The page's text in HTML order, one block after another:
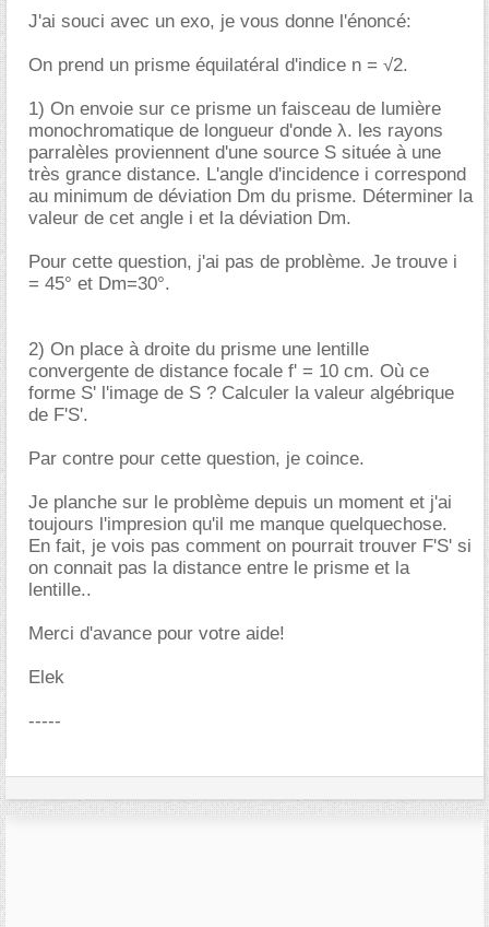
J'ai souci avec un exo, je vous donne l'énoncé:
On prend un prisme équilatéral d'indice n = √2.
1) On envoie sur ce prisme un faisceau de lumière
monochromatique de longueur d'onde λ. les rayons
parralèles proviennent d'une source S située à une
très grance distance. L'angle d'incidence i correspond
au minimum de déviation Dm du prisme. Déterminer la
valeur de cet angle i et la déviation Dm.
Pour cette question, j'ai pas de problème. Je trouve i
= 45° et Dm=30°.
2) On place à droite du prisme une lentille
convergente de distance focale f' = 10 cm. Où ce
forme S' l'image de S ? Calculer la valeur algébrique
de F'S'.
Par contre pour cette question, je coince.
Je planche sur le problème depuis un moment et j'ai
toujours l'impresion qu'il me manque quelquechose.
En fait, je vois pas comment on pourrait trouver F'S' si
on connait pas la distance entre le prisme et la
lentille..
Merci d'avance pour votre aide!
Elek
-----